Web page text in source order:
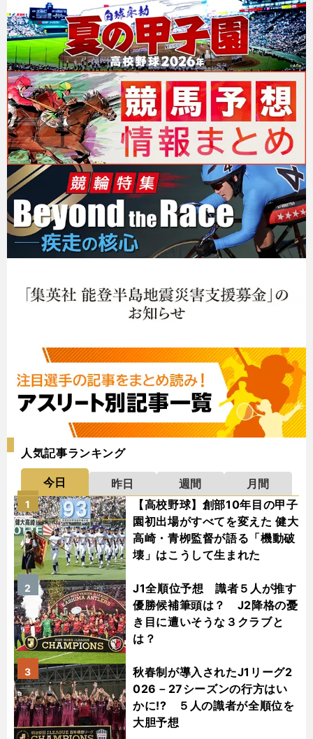
人気記事ランキング
今日 昨日 週間
月間
【高校野球】創部10年目の甲子
園初出場がすべてを変えた 健大
高崎・青栁監督が語る「機動破
壊」はこうして生まれた
1
J1全順位予想 識者５人が推す
優勝候補筆頭は？ J2降格の憂
き目に遭いそうな３クラブと
は？
2
秋春制が導入されたJ1リーグ2
026－27シーズンの行方はい
かに!? ５人の識者が全順位を
大胆予想
3